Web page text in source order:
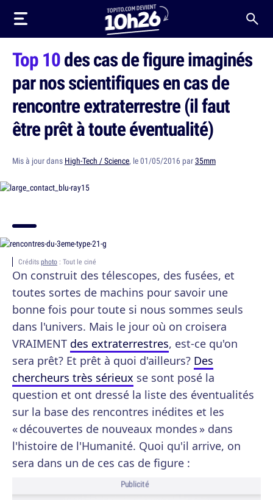
Top 10des cas de figure imaginés
par nos scientifiques en cas de
rencontre extraterrestre (il faut
être prêt à toute éventualité)
Mis à jour dans High-Tech / Science, le 01/05/2016 par35mm
Crédits photo : Tout le ciné
On construit des télescopes, des fusées, et
toutes sortes de machins pour savoir une
bonne fois pour toute si nous sommes seuls
dans l'univers. Mais le jour où on croisera
VRAIMENT des extraterrestres, est-ce qu'on
sera prêt? Et prêt à quoi d'ailleurs? Des
chercheurs très sérieux se sont posé la
question et ont dressé la liste des éventualités
sur la base des rencontres inédites et les
« découvertes de nouveaux mondes » dans
l'histoire de l'Humanité. Quoi qu'il arrive, on
sera dans un de ces cas de figure :
Publicité